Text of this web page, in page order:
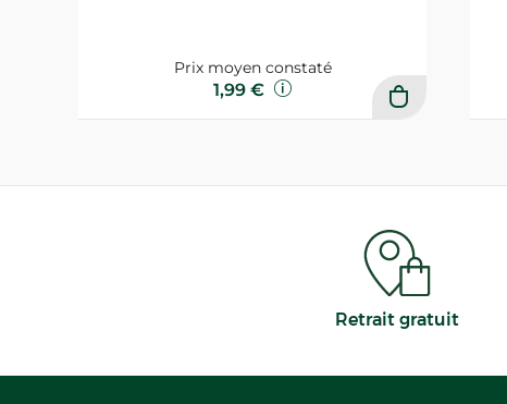
Prix moyen constaté
1,99 €
Retrait gratuit